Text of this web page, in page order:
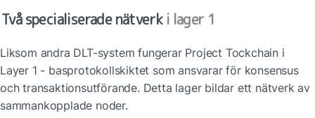
Två specialiserade nätverk i lager 1
Liksom andra DLT-system fungerar Project Tockchain i
Layer 1 - basprotokollskiktet som ansvarar för konsensus
och transaktionsutförande. Detta lager bildar ett nätverk av
sammankopplade noder.